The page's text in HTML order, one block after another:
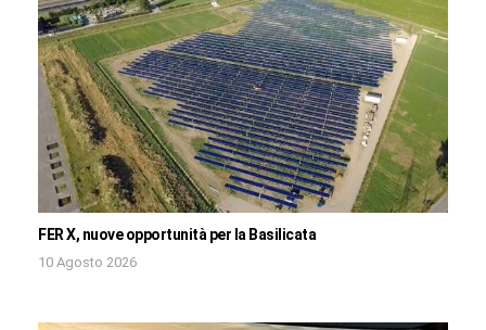
FER X, nuove opportunità per la Basilicata
10 Agosto 2026